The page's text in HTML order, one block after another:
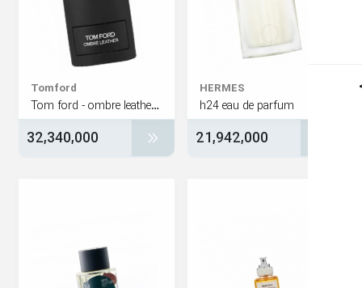
h24 eau de parfum
21,942,000
Tom ford - ombre leather 2018
32,340,000